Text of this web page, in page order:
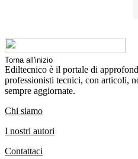
Torna all'inizio
Ediltecnico è il portale di
professionisti tecnici, con articoli,
sempre aggiornate.
Chi siamo
I nostri autori
Contattaci